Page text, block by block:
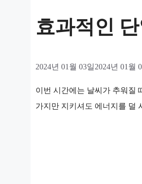
효과적인
2024년 01월 03일2024년 01월
이번 시간에는 날씨가 추워질
가지만 지키셔도 에너지를 덜